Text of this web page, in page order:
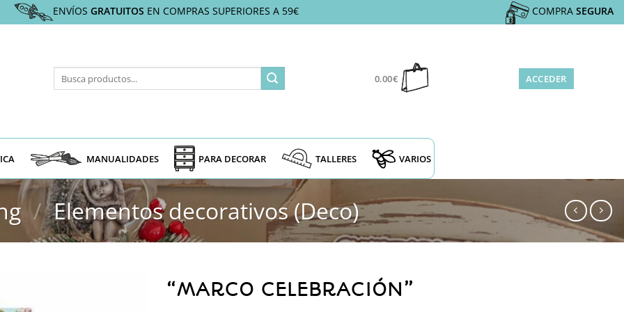
ENVÍOS GRATUITOS EN COMPRAS SUPERIORES A 59€ COMPRA SEGURA
por:
0.00€ ACCEDER
MANUALIDADES PARA DECORAR TALLERES VARIOS
/ Elementos decorativos (Deco)
“MARCO CELEBRACIÓN”